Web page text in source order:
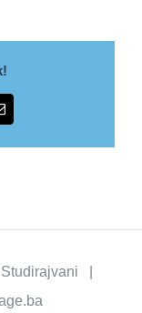
|